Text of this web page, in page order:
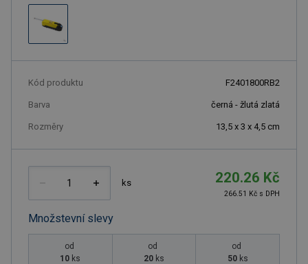
Kód produktu F2401800RB2
Barva černá - žlutá zlatá
Rozměry 13,5 x 3 x 4,5 cm
ks 220.26 Kč
266.51 Kč s DPH
Množstevní slevy
od
10 ks
od
20 ks
od
50 ks